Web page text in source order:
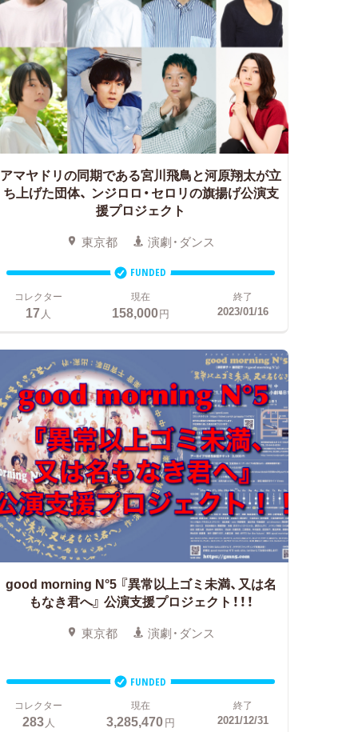
アマヤドリの同期である宮川飛鳥と河原翔太が立
ち上げた団体、 ンジロロ・セロリの旗揚げ公演支
援プロジェクト
東京都 演劇・ダンス
FUNDED
コレクター
17人
現在
158,000円
終了
2023/01/16
good morning N°5 『異常以上ゴミ未満、又は名
もなき君へ』 公演支援プロジェクト！！！
東京都 演劇・ダンス
FUNDED
コレクター
283人
現在
3,285,470円
終了
2021/12/31